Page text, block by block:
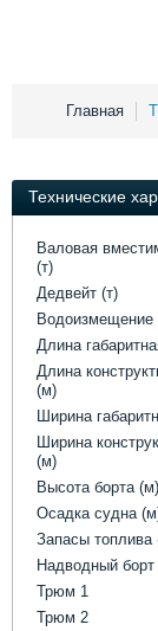
Выставки и
Личности
Словарь
Главная
Технические
Валовая
(т)
Дедвейт (т)
Водоизмещение
Длина
Длина
(м)
Ширина
Ширина
(м)
Высота борта (м)
Осадка судна
Запасы топлива
Надводный
Трюм 1
Трюм 2